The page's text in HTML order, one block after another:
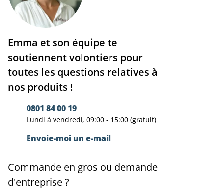
Emma et son équipe te
soutiennent volontiers pour
toutes les questions relatives à
nos produits !
0801 84 00 19
Lundi à vendredi, 09:00 - 15:00 (gratuit)
Envoie-moi un e-mail
Commande en gros ou demande
d'entreprise ?